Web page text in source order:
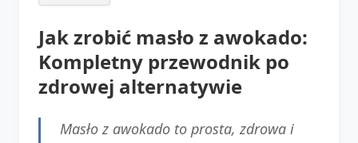
Jak zrobić masło z awokado:
Kompletny przewodnik po
zdrowej alternatywie
Masło z awokado to prosta, zdrowa i